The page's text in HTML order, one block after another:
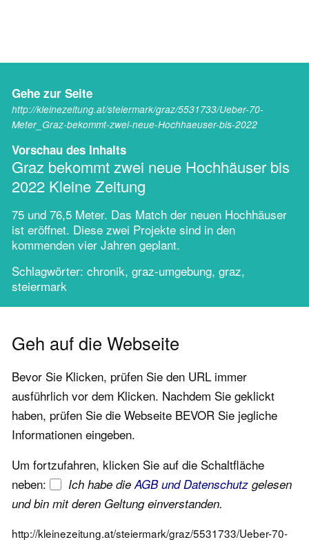
Gehe zur Seite
http://kleinezeitung.at/steiermark/graz/5531733/Ueber-70-
Meter_Graz-bekommt-zwei-neue-Hochhaeuser-bis-2022
Vorschau des Inhalts
Graz bekommt zwei neue Hochhäuser bis
2022 Kleine Zeitung
75 und 76,5 Meter. Das Match der neuen Hochhäuser
ist eröffnet. Diese zwei Projekte sind in den
kommenden vier Jahren geplant.
Schlagwörter: chronik, graz-umgebung, graz,
steiermark
Geh auf die Webseite
Bevor Sie Klicken, prüfen Sie den URL immer
ausführlich vor dem Klicken. Nachdem Sie geklickt
haben, prüfen Sie die Webseite BEVOR Sie jegliche
Informationen eingeben.
Um fortzufahren, klicken Sie auf die Schaltfläche
neben:
Ich habe dieAGB und Datenschutz gelesen
und bin mit deren Geltung einverstanden.
http://kleinezeitung.at/steiermark/graz/5531733/Ueber-70-